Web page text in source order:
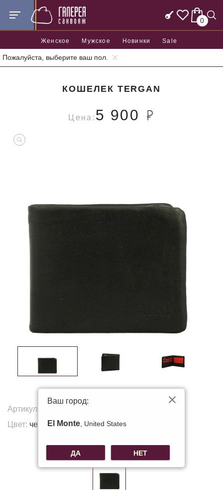
0
Женское Мужское Новинки Sale
Пожалуйста, выберите ваш пол.
Главная Аксессуары Кошельки
КОШЕЛЕК TERGAN
Цена: 5 900
Артикул:
Цвет: черный
Ваш город:
El Monte , United States
ДА НЕТ